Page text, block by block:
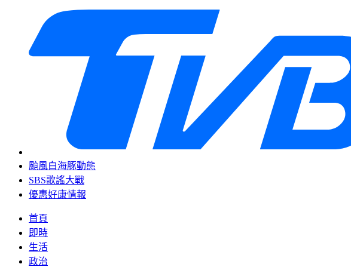
颱風白海豚動態
SBS歌謠大戰
優惠好康情報
首頁
即時
生活
政治